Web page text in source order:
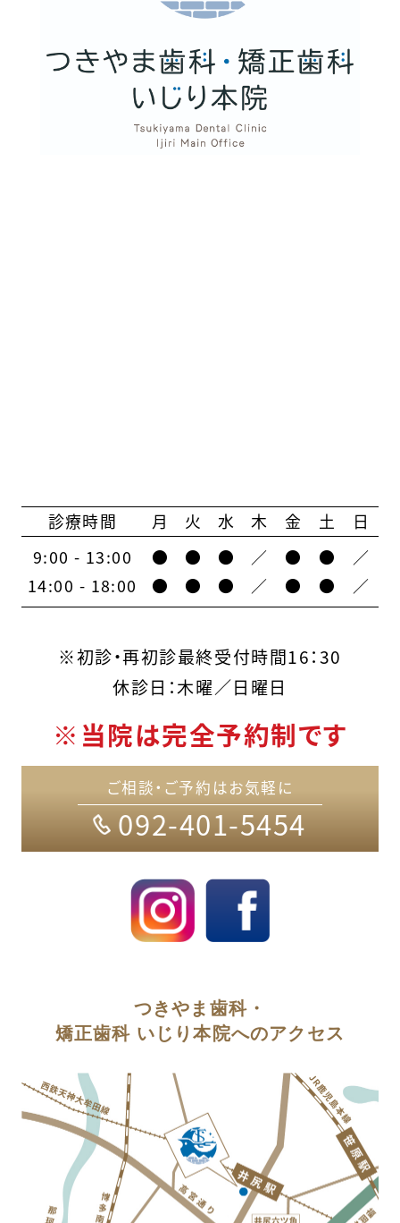
診療時間 月 火 水 木 金 土
日
9:00 - 13:00
● ● ● ／ ● ●
／
14:00 - 18:00
● ● ● ／ ● ● ／
※初診・再初診最終受付時間16：30
休診日：木曜／日曜日
※当院は完全予約制です
ご相談・ご予約はお気軽に
092-401-5454
つきやま歯科・
矯正歯科 いじり本院へのアクセス